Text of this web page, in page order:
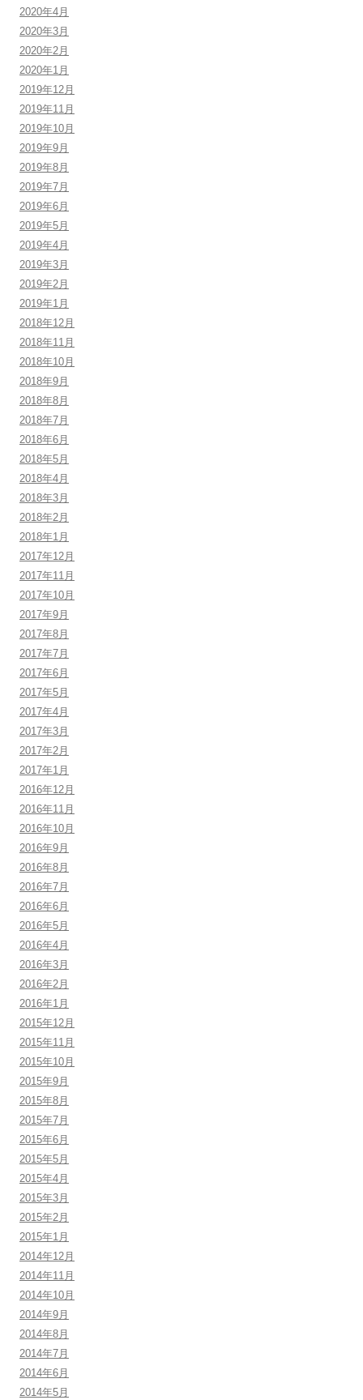
2020年4月
2020年3月
2020年2月
2020年1月
2019年12月
2019年11月
2019年10月
2019年9月
2019年8月
2019年7月
2019年6月
2019年5月
2019年4月
2019年3月
2019年2月
2019年1月
2018年12月
2018年11月
2018年10月
2018年9月
2018年8月
2018年7月
2018年6月
2018年5月
2018年4月
2018年3月
2018年2月
2018年1月
2017年12月
2017年11月
2017年10月
2017年9月
2017年8月
2017年7月
2017年6月
2017年5月
2017年4月
2017年3月
2017年2月
2017年1月
2016年12月
2016年11月
2016年10月
2016年9月
2016年8月
2016年7月
2016年6月
2016年5月
2016年4月
2016年3月
2016年2月
2016年1月
2015年12月
2015年11月
2015年10月
2015年9月
2015年8月
2015年7月
2015年6月
2015年5月
2015年4月
2015年3月
2015年2月
2015年1月
2014年12月
2014年11月
2014年10月
2014年9月
2014年8月
2014年7月
2014年6月
2014年5月